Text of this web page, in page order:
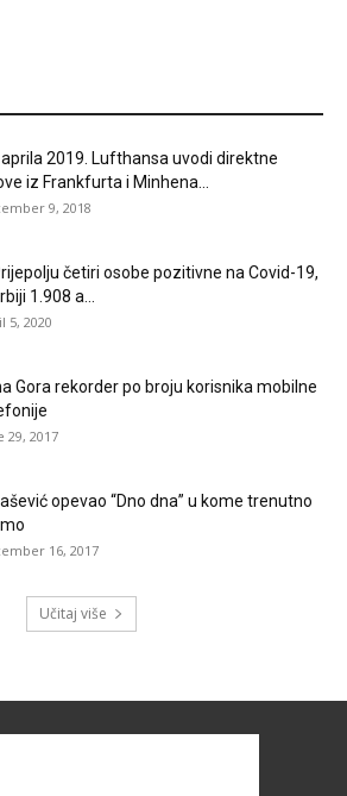
2019. Lufthansa uvodi direktne
iz Frankfurta i Minhena...
9, 2018
četiri osobe pozitivne na Covid-19,
1.908 a...
5, 2020
Gora rekorder po broju korisnika mobilne
29, 2017
opevao “Dno dna” u kome trenutno
16, 2017
Učitaj više